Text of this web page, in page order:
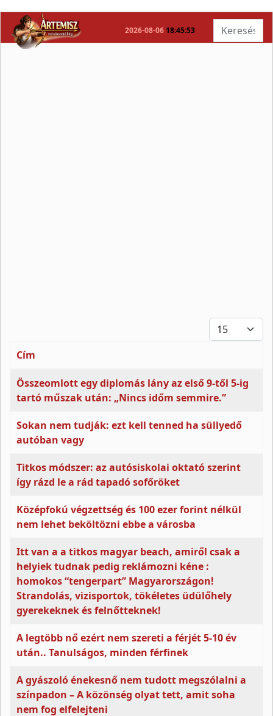
2026-08-06 18:45:53 Keresés...
Tételek #
Cikkek
Cím
Összeomlott egy diplomás lány az első 9-től 5-ig
tartó műszak után: „Nincs időm semmire.”
Sokan nem tudják: ezt kell tenned ha süllyedő
autóban vagy
Titkos módszer: az autósiskolai oktató szerint
így rázd le a rád tapadó sofőröket
Középfokú végzettség és 100 ezer forint nélkül
nem lehet beköltözni ebbe a városba
Itt van a a titkos magyar beach, amiről csak a
helyiek tudnak pedig reklámozni kéne :
homokos “tengerpart” Magyarországon!
Strandolás, vizisportok, tökéletes üdülőhely
gyerekeknek és felnőtteknek!
A legtöbb nő ezért nem szereti a férjét 5-10 év
után.. Tanulságos, minden férfinek
A gyászoló énekesnő nem tudott megszólalni a
színpadon – A közönség olyat tett, amit soha
nem fog elfelejteni